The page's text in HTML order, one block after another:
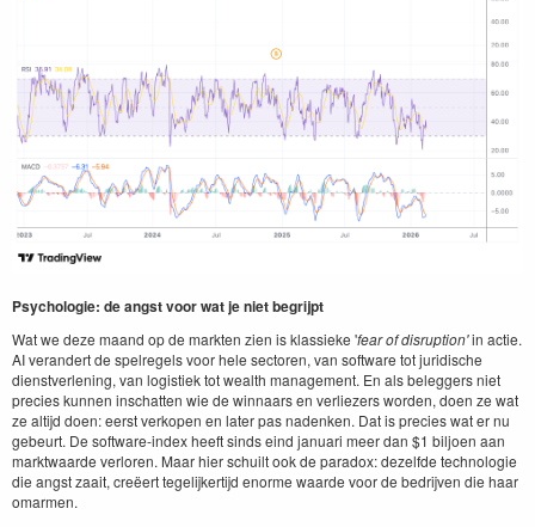
Psychologie: de angst voor wat je niet begrijpt
Wat we deze maand op de markten zien is klassieke 'fear of disruption'in actie.
AI verandert de spelregels voor hele sectoren, van software tot juridische
dienstverlening, van logistiek tot wealth management. En als beleggers niet
precies kunnen inschatten wie de winnaars en verliezers worden, doen ze wat
ze altijd doen: eerst verkopen en later pas nadenken. Dat is precies wat er nu
gebeurt. De software-index heeft sinds eind januari meer dan $1 biljoen aan
marktwaarde verloren. Maar hier schuilt ook de paradox: dezelfde technologie
die angst zaait, creëert tegelijkertijd enorme waarde voor de bedrijven die haar
omarmen.